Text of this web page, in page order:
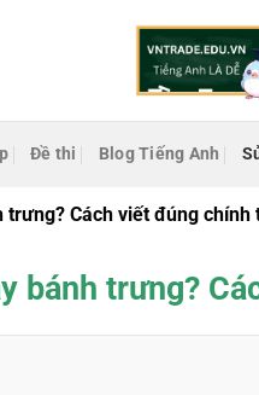
Đề thi Blog Tiếng Anh
trưng? Cách viết đúng chính
bánh trưng?